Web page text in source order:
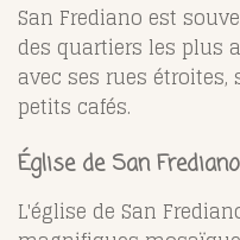
San Frediano est
des quartiers les plus
avec ses rues
petits cafés.
Église de San
L'église de San